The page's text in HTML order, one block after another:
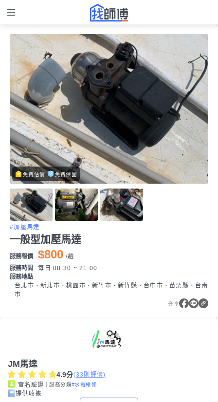
免費估價 免費保固
#加壓馬達
一般型加壓馬達
服務報價 $800 /趟
服務時間
每日 08:30 ~ 21:00
服務地點
台北市、新北市、桃園市、新竹市、新竹縣、台中市、苗栗縣、台南
市
分享
JM馬達
4.9分(33 則評價)
實名驗證 ｜服務分類#水電維修
提供收據